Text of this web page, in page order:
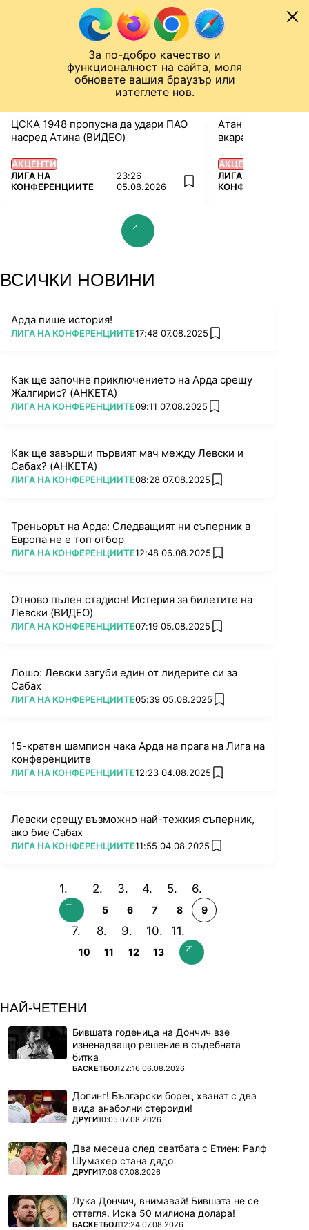
За по-добро качество и
функционалност на сайта, моля
обновете вашия браузър или
изтеглете нов.
Към съдържанието
ЛИГА НА КОНФЕРЕНЦИИТЕ НовиниРезултати
ЛИГА НА КОНФЕРЕНЦИИТЕ
ЦСКА 1948 пропусна да удари ПАО
насред Атина (ВИДЕО)
АКЦЕНТИ
ПОВЕЧЕ ОТ
ЛИГА НА
КОНФЕРЕНЦИИТЕ
23:26
05.08.2026
add favorites
Атанас Илиев:
вкарам (ВИДЕО)
АКЦЕНТИ
ПОВЕЧЕ ОТ
ЛИГА НА
КОНФЕРЕНЦИИТЕ
prev slidenext slide
ВСИЧКИ НОВИНИ
Арда пише история!
ПОВЕЧЕ ОТ
ЛИГА НА КОНФЕРЕНЦИИТЕ17:48 07.08.2025 add favorites
Как ще започне приключението на Арда срещу
Жалгирис? (АНКЕТА)
ПОВЕЧЕ ОТ
ЛИГА НА КОНФЕРЕНЦИИТЕ09:11 07.08.2025 add favorites
Как ще завърши първият мач между Левски и
Сабах? (АНКЕТА)
ПОВЕЧЕ ОТ
ЛИГА НА КОНФЕРЕНЦИИТЕ08:28 07.08.2025 add favorites
Треньорът на Арда: Следващият ни съперник в
Европа не е топ отбор
ПОВЕЧЕ ОТ
ЛИГА НА КОНФЕРЕНЦИИТЕ12:48 06.08.2025 add favorites
Отново пълен стадион! Истерия за билетите на
Левски (ВИДЕО)
ПОВЕЧЕ ОТ
ЛИГА НА КОНФЕРЕНЦИИТЕ07:19 05.08.2025 add favorites
Лошо: Левски загуби един от лидерите си за
Сабах
ПОВЕЧЕ ОТ
ЛИГА НА КОНФЕРЕНЦИИТЕ05:39 05.08.2025 add favorites
15-кратен шампион чака Арда на прага на Лига на
конференциите
ПОВЕЧЕ ОТ
ЛИГА НА КОНФЕРЕНЦИИТЕ12:23 04.08.2025 add favorites
Левски срещу възможно най-тежкия съперник,
ако бие Сабах
ПОВЕЧЕ ОТ
ЛИГА НА КОНФЕРЕНЦИИТЕ11:55 04.08.2025 add favorites
5 6 7 8 9
10 11 12 13
НАЙ-ЧЕТЕНИ
Бившата годеница на Дончич взе
изненадващо решение в съдебната
битка
ПОВЕЧЕ ОТ
БАСКЕТБОЛ22:16 06.08.2026
Допинг! Български борец хванат с два
вида анаболни стероиди!
ПОВЕЧЕ ОТ
ДРУГИ10:05 07.08.2026
Два месеца след сватбата с Етиен: Ралф
Шумахер стана дядо
ПОВЕЧЕ ОТ
ДРУГИ17:08 07.08.2026
Лука Дончич, внимавай! Бившата не се
оттегля. Иска 50 милиона долара!
ПОВЕЧЕ ОТ
БАСКЕТБОЛ12:24 07.08.2026